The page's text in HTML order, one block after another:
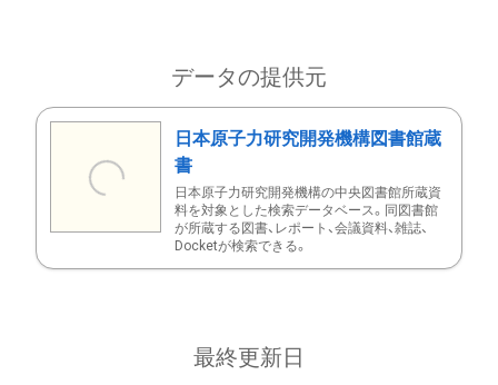
データの提供元
日本原子力研究開発機構図書館蔵
書
日本原子力研究開発機構の中央図書館所蔵資
料を対象とした検索データベース。同図書館
が所蔵する図書、レポート、会議資料、雑誌、
Docketが検索できる。
最終更新日